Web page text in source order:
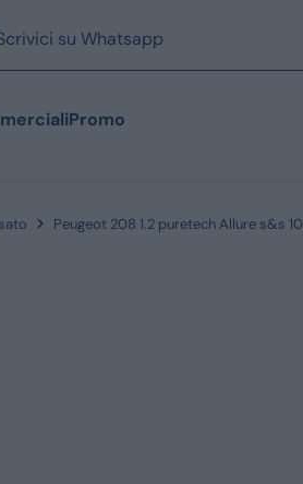
su Whatsapp
Promo
Peugeot 208 1.2 puretech Allure s&s